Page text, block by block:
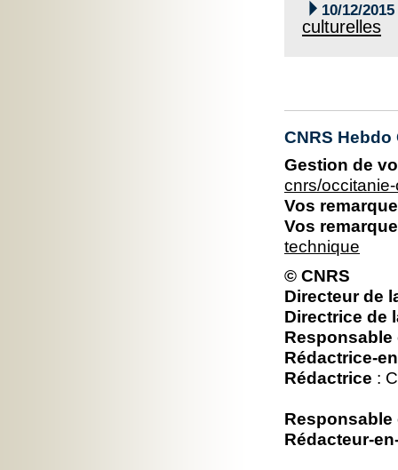
 10/12/2015
culturelles
CNRS
Gestion de
cnrs/
Vos
Vos
technique
© CNRS
Directeur de
Directrice de
Rédactrice-
Rédactrice :
Rédacteur-